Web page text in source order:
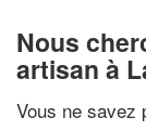
Nous
artisan à
Vous ne savez